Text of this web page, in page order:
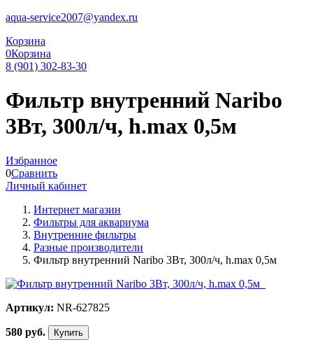
aqua-service2007@yandex.ru
Корзина
0Корзина
8 (901) 302-83-30
Фильтр внутренний Naribo
3Вт, 300л/ч, h.max 0,5м
Избранное
0Сравнить
Личный кабинет
Интернет магазин
Фильтры для аквариума
Внутренние фильтры
Разные производители
Фильтр внутренний Naribo 3Вт, 300л/ч, h.max 0,5м
Артикул: NR-627825
580 руб. Купить